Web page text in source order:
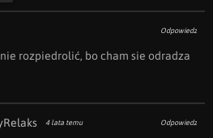
Odpowiedz
rozpiedrolić, bo cham sie odradza
4 lata temu Odpowiedz